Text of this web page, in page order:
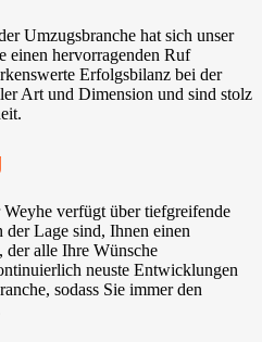
Umzugsbranche hat sich unser
einen hervorragenden Ruf
Erfolgsbilanz bei der
Art und Dimension und sind stolz
verfügt über tiefgreifende
Lage sind, Ihnen einen
der alle Ihre Wünsche
neuste Entwicklungen
sodass Sie immer den